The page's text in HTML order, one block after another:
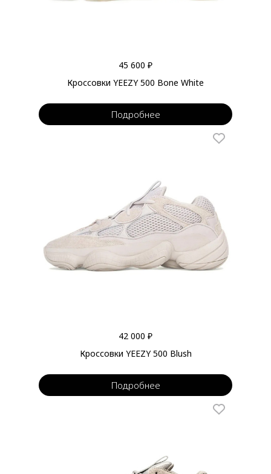
45 600 ₽
Кроссовки YEEZY 500 Bone White
Подробнее
42 000 ₽
Кроссовки YEEZY 500 Blush
Подробнее